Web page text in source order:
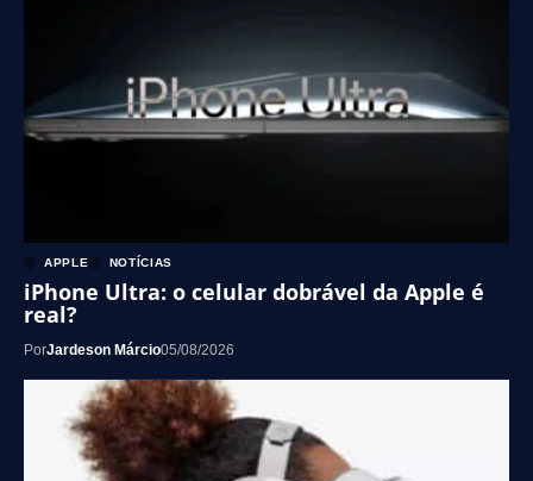
APPLE NOTÍCIAS
iPhone Ultra: o celular dobrável da Apple é
real?
PorJardeson Márcio05/08/2026